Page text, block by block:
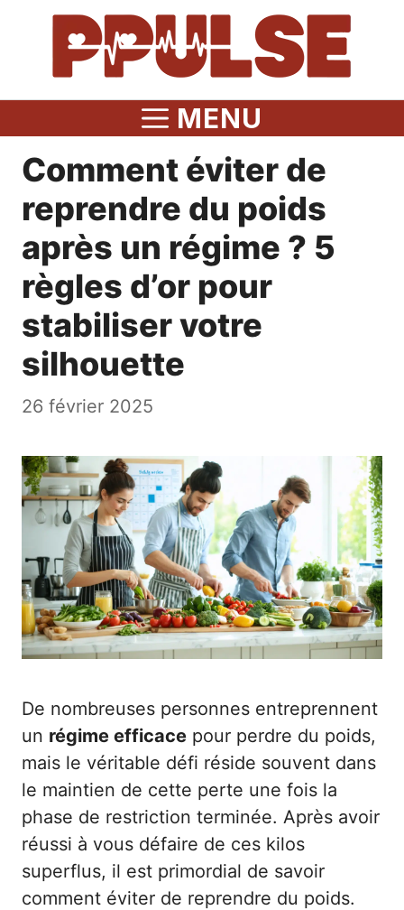
MENU
Comment éviter de
reprendre du poids
après un régime ? 5
règles d’or pour
stabiliser votre
silhouette
26 février 2025
De nombreuses personnes entreprennent
un régime efficace pour perdre du poids,
mais le véritable défi réside souvent dans
le maintien de cette perte une fois la
phase de restriction terminée. Après avoir
réussi à vous défaire de ces kilos
superflus, il est primordial de savoir
comment éviter de reprendre du poids.